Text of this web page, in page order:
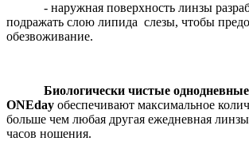
- наружная поверхность линзы
подражать слою липида слезы, чтобы
обезвоживание.
Биологически чистые
ONEday обеспечивают максимальное
больше чем любая другая ежедневная
часов ношения.